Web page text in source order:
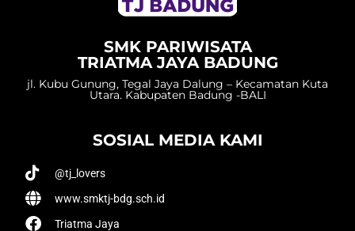
SMK PARIWISATA
TRIATMA JAYA BADUNG
jl. Kubu Gunung, Tegal Jaya Dalung – Kecamatan Kuta
Utara. Kabupaten Badung -BALI
SOSIAL MEDIA KAMI
@tj_lovers
www.smktj-bdg.sch.id
Triatma Jaya